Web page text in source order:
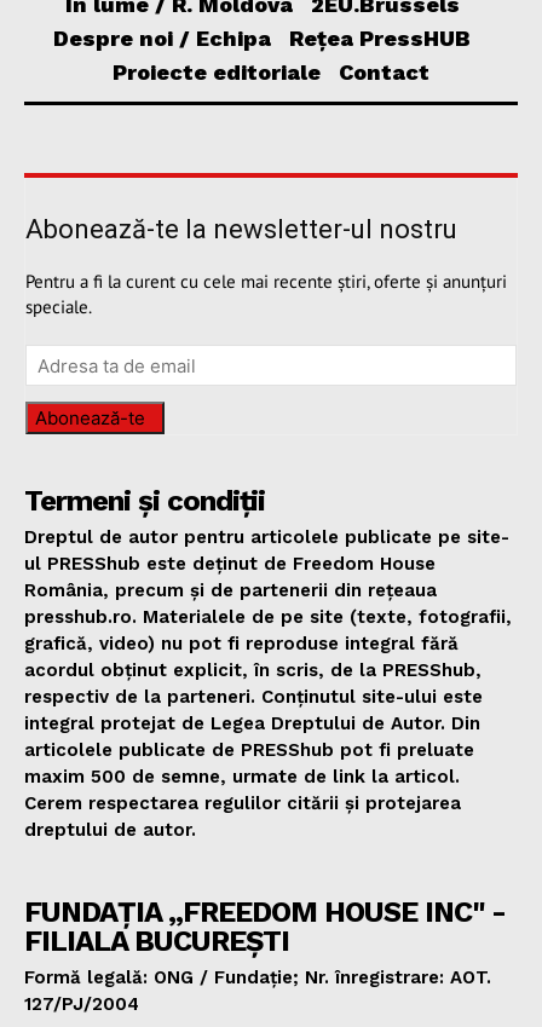
Despre noi / Echipa
Rețea PressHUB
Proiecte editoriale
Contact
Abonează-te la newsletter-ul nostru
Pentru a fi la curent cu cele mai recente știri, oferte și anunțuri
speciale.
Abonează-te
Termeni și condiții
Dreptul de autor pentru articolele publicate pe site-
ul PRESShub este deținut de Freedom House
România, precum și de partenerii din rețeaua
presshub.ro. Materialele de pe site (texte, fotografii,
grafică, video) nu pot fi reproduse integral fără
acordul obținut explicit, în scris, de la PRESShub,
respectiv de la parteneri. Conținutul site-ului este
integral protejat de Legea Dreptului de Autor. Din
articolele publicate de PRESShub pot fi preluate
maxim 500 de semne, urmate de link la articol.
Cerem respectarea regulilor citării și protejarea
dreptului de autor.
FUNDAȚIA „FREEDOM HOUSE INC" -
FILIALA BUCUREȘTI
Formă legală: ONG / Fundație; Nr. înregistrare: AOT.
127/PJ/2004